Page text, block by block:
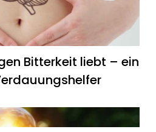
Bitterkeit liebt – ein